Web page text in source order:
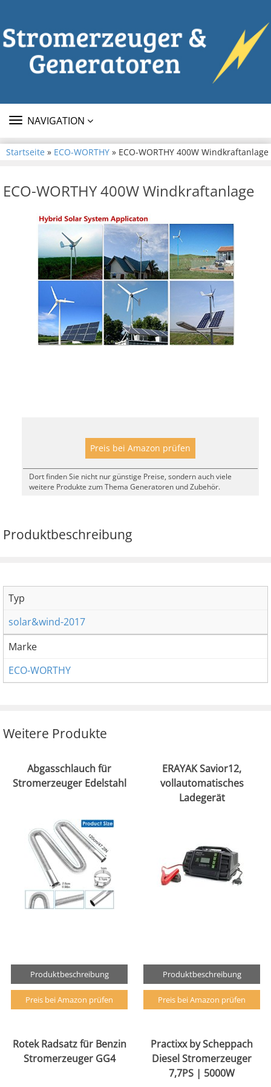
TOGGLE
NAVIGATION
Startseite » ECO-WORTHY » ECO-WORTHY 400W Windkraftanlage
ECO-WORTHY 400W Windkraftanlage
Preis bei Amazon prüfen
Dort finden Sie nicht nur günstige Preise, sondern auch viele
weitere Produkte zum Thema Generatoren und Zubehör.
Produktbeschreibung
Typ
solar&wind-2017
Marke
ECO-WORTHY
Weitere Produkte
Abgasschlauch für
Stromerzeuger Edelstahl
Produktbeschreibung
Preis bei Amazon prüfen
ERAYAK Savior12,
vollautomatisches
Ladegerät
Produktbeschreibung
Preis bei Amazon prüfen
Rotek Radsatz für Benzin
Stromerzeuger GG4
Practixx by Scheppach
Diesel Stromerzeuger
7,7PS | 5000W